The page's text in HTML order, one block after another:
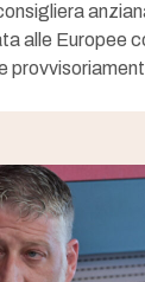
alle Europee